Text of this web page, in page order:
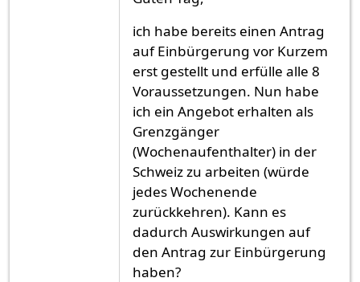
ich habe bereits einen Antrag
auf Einbürgerung vor Kurzem
erst gestellt und erfülle alle 8
Voraussetzungen. Nun habe
ich ein Angebot erhalten als
Grenzgänger
(Wochenaufenthalter) in der
Schweiz zu arbeiten (würde
jedes Wochenende
zurückkehren). Kann es
dadurch Auswirkungen auf
den Antrag zur Einbürgerung
haben?